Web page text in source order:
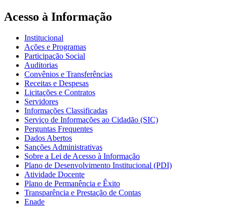
Acesso à Informação
Institucional
Ações e Programas
Participação Social
Auditorias
Convênios e Transferências
Receitas e Despesas
Licitações e Contratos
Servidores
Informações Classificadas
Serviço de Informações ao Cidadão (SIC)
Perguntas Frequentes
Dados Abertos
Sanções Administrativas
Sobre a Lei de Acesso à Informação
Plano de Desenvolvimento Institucional (PDI)
Atividade Docente
Plano de Permanência e Êxito
Transparência e Prestação de Contas
Enade